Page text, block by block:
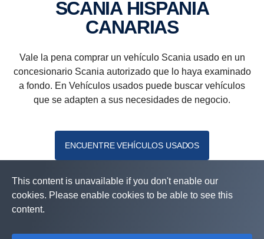
SCANIA HISPANIA
CANARIAS
Vale la pena comprar un vehículo Scania usado en un
concesionario Scania autorizado que lo haya examinado
a fondo. En Vehículos usados puede buscar vehículos
que se adapten a sus necesidades de negocio.
ENCUENTRE VEHÍCULOS USADOS
This content is unavailable if you don't enable our
cookies. Please enable cookies to be able to see this
content.